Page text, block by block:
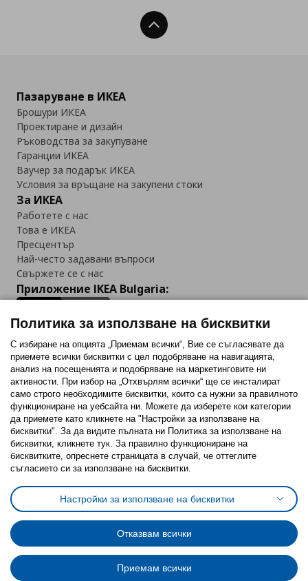
Нагоре
Пазаруване в ИКЕА
Брошури ИКЕА
Проектиране и дизайн
Ръководства за закупуване
Гаранции ИКЕА
Ваучер за подарък ИКЕА
Условия за връщане на закупени стоки
За ИКЕА
Работете с нас
Това е ИКЕА
Пресцентър
Най-често задавани въпроси
Свържете се с нас
Приложение IKEA Bulgaria:
Последвайте ни:
FacebookTwitterYoutubePinterestInstagram
Политика за използване на бисквитки (Cookies)
Избор на настройки за използване на бисквитки
Условия за ползване на ikea.bgОбща политика за личните данни
Политика за защита на личните данни на ikea.bg
Общи условия на програма IKEA Family
Политика за защита на лични данни на програма IKEA Family
Политика за използване на бисквитки
С избиране на опцията „Приемам всички“, Вие се съгласявате да
приемете всички бисквитки с цел подобряване на навигацията,
анализ на посещенията и подобряване на маркетинговите ни
активности. При избор на „Отхвърлям всички“ ще се инсталират
само строго необходимитe бисквитки, които са нужни за правилното
функциониране на уебсайта ни. Можете да изберете кои категории
да приемете като кликнете на "Настройки за използване на
бисквитки". За да видите пълната ни Политика за използване на
бисквитки, кликнете тук. За правилно функциониране на
бисквитките, опреснете страницата в случай, че оттеглите
съгласието си за използване на бисквитки.
Настройки за използване на бисквитки
Отказвам всички
Приемам всички